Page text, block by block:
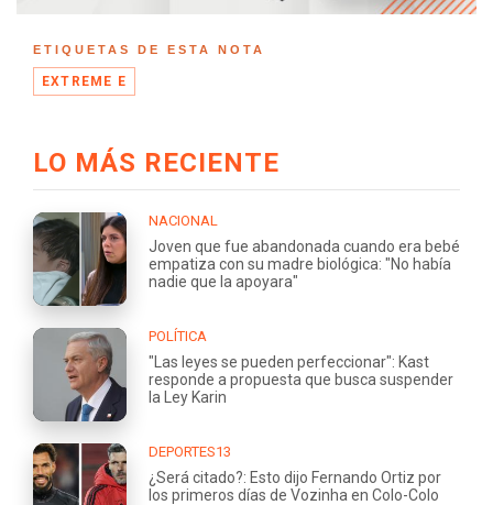
ETIQUETAS DE ESTA NOTA
EXTREME E
LO MÁS RECIENTE
NACIONAL
Joven que fue abandonada cuando era bebé
empatiza con su madre biológica: "No había
nadie que la apoyara"
POLÍTICA
"Las leyes se pueden perfeccionar": Kast
responde a propuesta que busca suspender
la Ley Karin
DEPORTES13
¿Será citado?: Esto dijo Fernando Ortiz por
los primeros días de Vozinha en Colo-Colo